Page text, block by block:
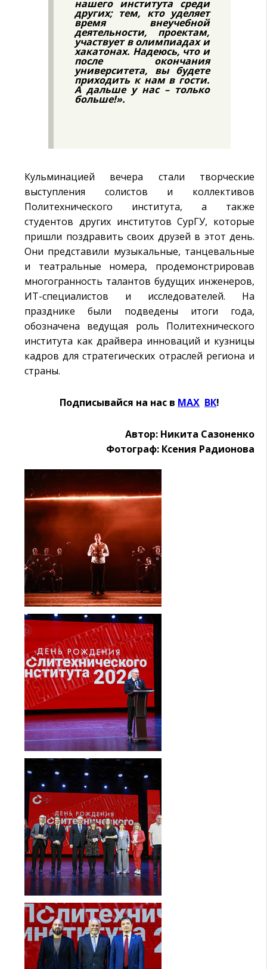
нашего института среди
других; тем, кто уделяет
время внеучебной
деятельности, проектам,
участвует в олимпиадах и
хакатонах. Надеюсь, что и
после окончания
университета, вы будете
приходить к нам в гости.
А дальше у нас – только
больше!».
Кульминацией вечера стали творческие
выступления солистов и коллективов
Политехнического института, а также
студентов других институтов СурГУ, которые
пришли поздравить своих друзей в этот день.
Они представили музыкальные, танцевальные
и театральные номера, продемонстрировав
многогранность талантов будущих инженеров,
ИТ-специалистов и исследователей. На
празднике были подведены итоги года,
обозначена ведущая роль Политехнического
института как драйвера инноваций и кузницы
кадров для стратегических отраслей региона и
страны.
Подписывайся на нас в MAX ВК!
Автор: Никита Сазоненко
Фотограф: Ксения Радионова